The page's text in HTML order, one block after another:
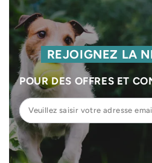
REJOIGNEZ LA
POUR DES OFFRES ET
Veuillez
saisir
votre
adresse